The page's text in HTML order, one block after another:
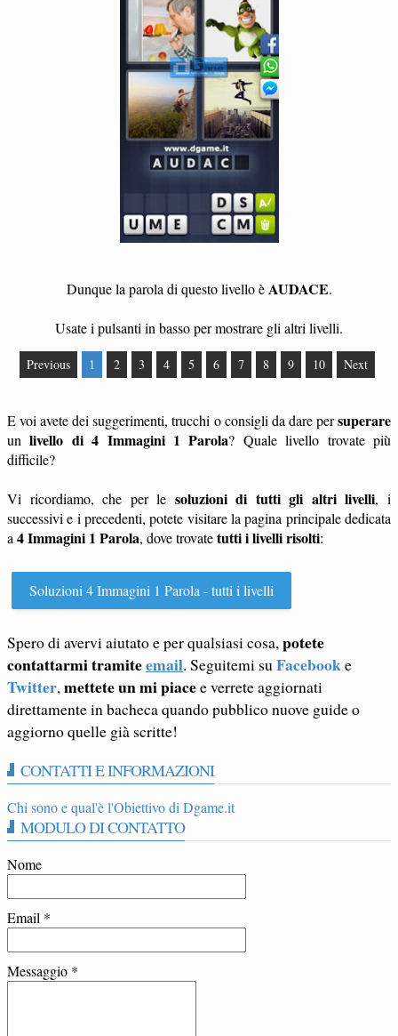
Dunque la parola di questo livello èAUDACE.
Usate i pulsanti in basso per mostrare gli altri livelli.
Previous 1 2 3 4 5 6 7 8 9 10 Next
E voi avete dei suggerimenti, trucchi o consigli da dare persuperare
unlivello di 4 Immagini 1 Parola? Quale livello trovate più
difficile?
Vi ricordiamo, che per le soluzioni di tutti gli altri livelli, i
successivi e i precedenti, potete visitare la pagina principale dedicata
a4 Immagini 1 Parola, dove trovatetutti i livelli risolti:
Soluzioni 4 Immagini 1 Parola - tutti i livelli
Spero di avervi aiutato e per qualsiasi cosa,potete
contattarmi tramiteemail. Seguitemi suFacebooke
Twitter,mettete un mi piacee verrete aggiornati
direttamente in bacheca quando pubblico nuove guide o
aggiorno quelle già scritte!
CONTATTI E INFORMAZIONI
Chi sono e qual'è l'Obiettivo di Dgame.it
MODULO DI CONTATTO
Nome
Email *
Messaggio *